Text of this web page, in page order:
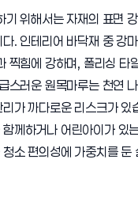
기 위해서는 자재의 표면
. 인테리어 바닥재 중 강
찍힘에 강하며, 폴리싱 타
스러운 원목마루는 천연
가 까다로운 리스크가 있
께하거나 어린아이가 있
소 편의성에 가중치를 둔